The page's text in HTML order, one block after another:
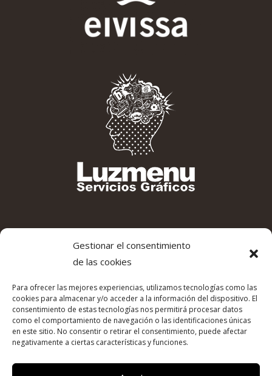
Gestionar el consentimiento
de las cookies
Para ofrecer las mejores experiencias, utilizamos tecnologías como las
cookies para almacenar y/o acceder a la información del dispositivo. El
consentimiento de estas tecnologías nos permitirá procesar datos
como el comportamiento de navegación o las identificaciones únicas
en este sitio. No consentir o retirar el consentimiento, puede afectar
negativamente a ciertas características y funciones.